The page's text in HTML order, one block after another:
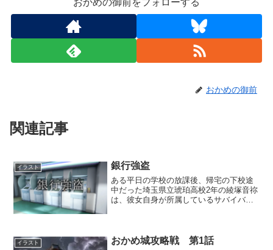
おかめの御前をフォローする
おかめの御前
関連記事
イラスト 銀行強盗
ある平日の学校の放課後、帰宅の下校途
中だった埼玉県立琥珀高校2年の綾塚音祢
は、彼女自身が所属しているサバイバル
に必要な活動資金をチ...
イラスト おかめ城攻略戦 第1話